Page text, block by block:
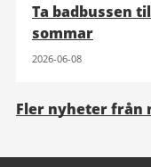
Ta badbussen
sommar
2026-06-08
Fler nyheter från